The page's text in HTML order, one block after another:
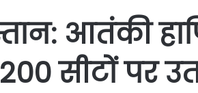
आतंकी
सीटों पर